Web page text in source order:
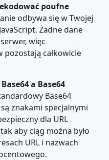
poufne
odbywa się w Twojej
Żadne dane
więc
całkowicie
a Base64
Base64
znakami specjalnymi
dla URL
aby ciąg można było
URL i nazwach